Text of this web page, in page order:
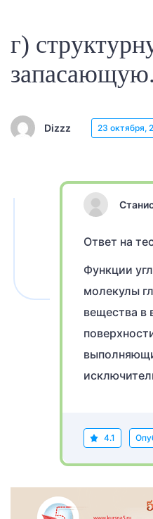
г)
запасающую.
Dizzz 23 октября,
Ответ на
Функции
молекулы
вещества в
4.1